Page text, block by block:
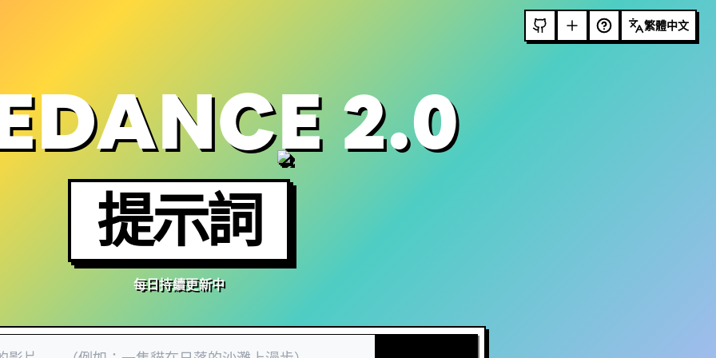
繁體中文
2.0
提示詞
每日持續更新中